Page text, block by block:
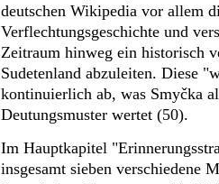
deutschen Wikipedia vor allem
Verflechtungsgeschichte und
Zeitraum hinweg ein historisch
Sudetenland abzuleiten. Diese
kontinuierlich ab, was Smyčka
Deutungsmuster wertet (50).
Im Hauptkapitel
insgesamt sieben verschiedene